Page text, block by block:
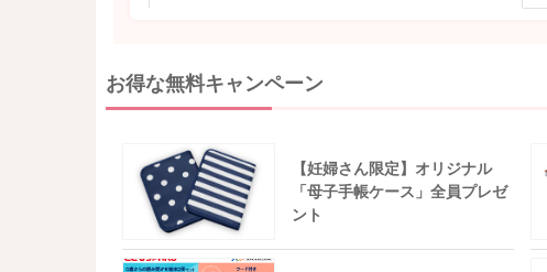
お得な無料キャンペーン
【妊婦さん限定】オリジナル
「母子手帳ケース」全員プレゼ
ント